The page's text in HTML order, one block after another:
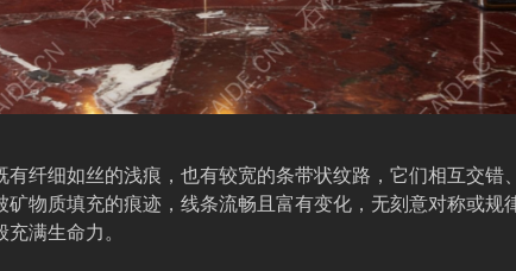
纤细如丝的浅痕，也有较宽的条带状纹路，它们相互交错
物质填充的痕迹，线条流畅且富有变化，无刻意对称或规
满生命力。